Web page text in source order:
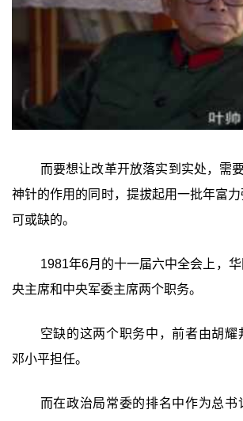
而要想让改革开放落实到实处，需
神针的作用的同时，提拔起用一批年富
可或缺的。
1981年6月的十一届六中全会上，
央主席和中央军委主席两个职务。
空缺的这两个职务中，前者由胡耀
邓小平担任。
而在政治局常委的排名中作为总书